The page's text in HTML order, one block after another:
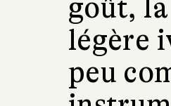
goût, la
légère
peu